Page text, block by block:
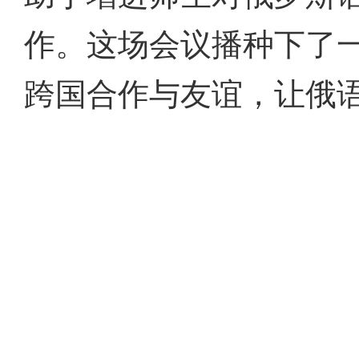
作。这场会议播种下了
跨国合作与友谊，让俄